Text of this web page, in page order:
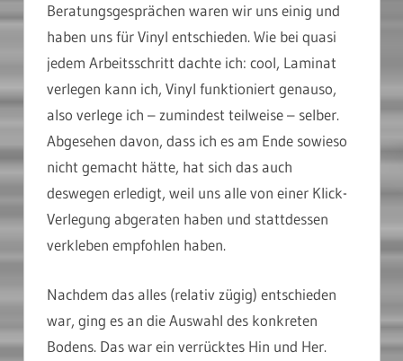
Beratungsgesprächen waren wir uns einig und
haben uns für Vinyl entschieden. Wie bei quasi
jedem Arbeitsschritt dachte ich: cool, Laminat
verlegen kann ich, Vinyl funktioniert genauso,
also verlege ich – zumindest teilweise – selber.
Abgesehen davon, dass ich es am Ende sowieso
nicht gemacht hätte, hat sich das auch
deswegen erledigt, weil uns alle von einer Klick-
Verlegung abgeraten haben und stattdessen
verkleben empfohlen haben.
Nachdem das alles (relativ zügig) entschieden
war, ging es an die Auswahl des konkreten
Bodens. Das war ein verrücktes Hin und Her.